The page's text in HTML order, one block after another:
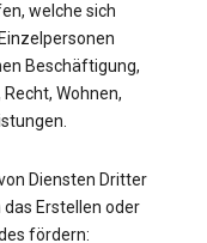
welche sich
Beschäftigung,
Wohnen,
Diensten Dritter
das Erstellen oder
fördern: